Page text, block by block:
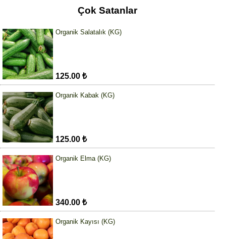
Çok Satanlar
Organik Salatalık (KG)
125.00 ₺
Organik Kabak (KG)
125.00 ₺
Organik Elma (KG)
340.00 ₺
Organik Kayısı (KG)